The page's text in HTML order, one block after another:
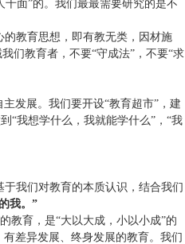
面”的。我们最最需要研究的是不
教育思想，即有教无类，因材施
们教育者，不要“守成法”，不要“求
发展。我们要开设“教育超市”，建
“我想学什么，我就能学什么”，“我
我们对教育的本质认识，结合我们
我。”
教育，是“大以大成，小以小成”的
差异发展、终身发展的教育。我们